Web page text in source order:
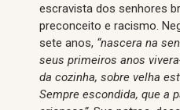
escravista dos senhores
preconceito e racismo.
sete anos, “nascera na
seus primeiros anos
da cozinha, sobre velha
Sempre escondida, que a